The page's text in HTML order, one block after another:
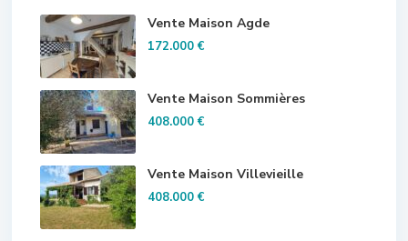
Vente Maison Agde
172.000 €
Vente Maison Sommières
408.000 €
Vente Maison Villevieille
408.000 €